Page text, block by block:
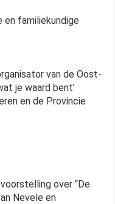
en familiekundige
van de Oost-
je waard bent’
en de Provincie
over “De
Nevele en